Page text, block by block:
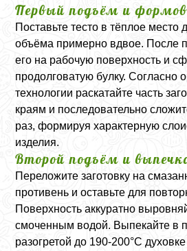
Первый подъём и
Поставьте тесто в тёплое место
объёма примерно вдвое. После
его на рабочую поверхность и
продолговатую булку. Согласно
технологии раскатайте часть
краям и последовательно
раз, формируя характерную
изделия.
Второй подъём и
Переложите заготовку на
противень и оставьте для
Поверхность аккуратно
смоченным водой. Выпекайте в
разогретой до 190-200°C